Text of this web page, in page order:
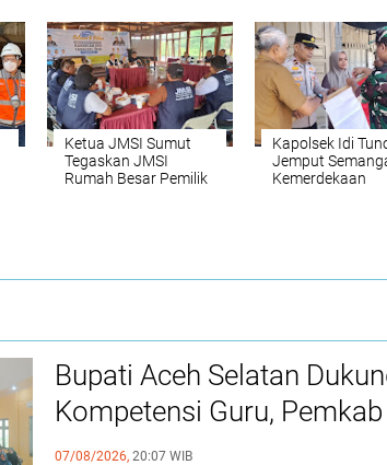
Ketua JMSI Sumut
Tegaskan JMSI
Rumah Besar Pemilik
Kapolsek Idi
Jemput
Kemerdekaan
Bupati Aceh Selatan
Kompetensi Guru,
dengan Pascasarjana USK
07/08/2026, 20:07 WIB